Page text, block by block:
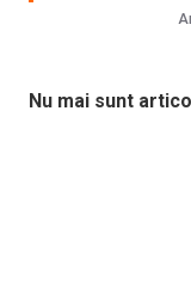
Nu mai sunt